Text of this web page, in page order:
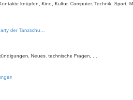
knüpfen, Kino, Kultur, Computer, Technik, Sport,
der Tanzschu…
Neues, technische Fragen, ...